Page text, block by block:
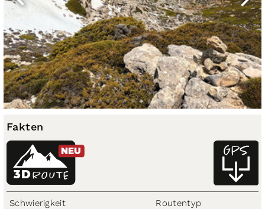
Fakten
ROUTE
3D
NEU
Schwierigkeit
Routentyp